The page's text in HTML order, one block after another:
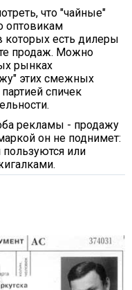
что "чайные"
оптовикам
которых есть дилеры
продаж. Можно
рынках
этих смежных
спичек
рекламы - продажу
он не поднимет:
или